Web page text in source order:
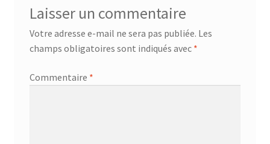
Laisser un commentaire
Votre adresse e-mail ne sera pas publiée. Les
champs obligatoires sont indiqués avec *
Commentaire *